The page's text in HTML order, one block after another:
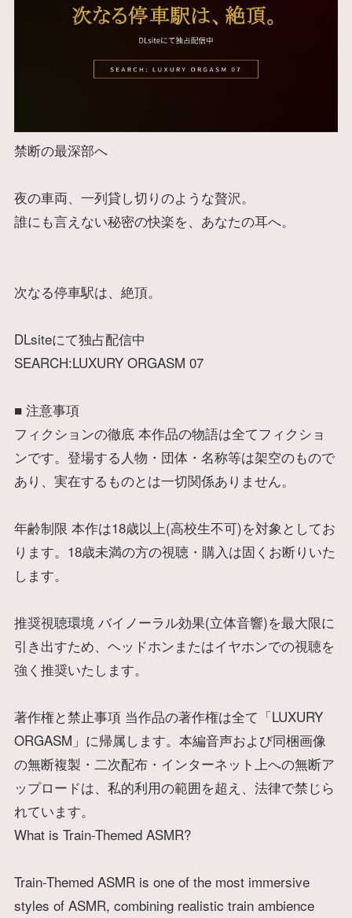
禁断の最深部へ
夜の車両、一列貸し切りのような贅沢。
誰にも言えない秘密の快楽を、あなたの耳へ。
次なる停車駅は、絶頂。
DLsiteにて独占配信中
SEARCH:LUXURY ORGASM 07
■ 注意事項
フィクションの徹底 本作品の物語は全てフィクショ
ンです。登場する人物・団体・名称等は架空のもので
あり、実在するものとは一切関係ありません。
年齢制限 本作は18歳以上(高校生不可)を対象としてお
ります。18歳未満の方の視聴・購入は固くお断りいた
します。
推奨視聴環境 バイノーラル効果(立体音響)を最大限に
引き出すため、ヘッドホンまたはイヤホンでの視聴を
強く推奨いたします。
著作権と禁止事項 当作品の著作権は全て「LUXURY
ORGASM」に帰属します。本編音声および同梱画像
の無断複製・二次配布・インターネット上への無断ア
ップロードは、私的利用の範囲を超え、法律で禁じら
れています。
What is Train-Themed ASMR?
Train-Themed ASMR is one of the most immersive
styles of ASMR, combining realistic train ambience